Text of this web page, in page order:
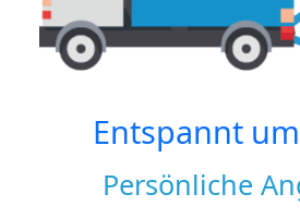
Entspannt
Persönliche